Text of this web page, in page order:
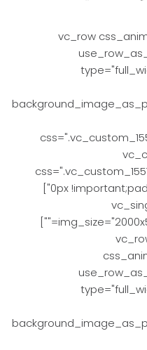
[vc_row
40px
0px !important;padding-left: 0px !important;}"]
img_size="2000x581" qode_css_animation=""]
[/vc_column][/